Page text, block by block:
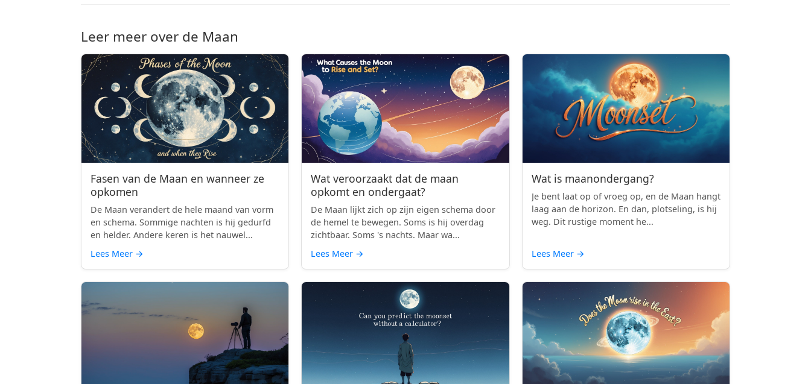
Leer meer over de Maan
Fasen van de Maan en wanneer ze
opkomen
De Maan verandert de hele maand van vorm
en schema. Sommige nachten is hij gedurfd
en helder. Andere keren is het nauwel...
Lees Meer →
Wat veroorzaakt dat de maan
opkomt en ondergaat?
De Maan lijkt zich op zijn eigen schema door
de hemel te bewegen. Soms is hij overdag
zichtbaar. Soms 's nachts. Maar wa...
Lees Meer →
Wat is maanondergang?
Je bent laat op of vroeg op, en de Maan hangt
laag aan de horizon. En dan, plotseling, is hij
weg. Dit rustige moment he...
Lees Meer →